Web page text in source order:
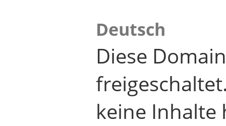
Deutsch
Diese
keine Inhalte